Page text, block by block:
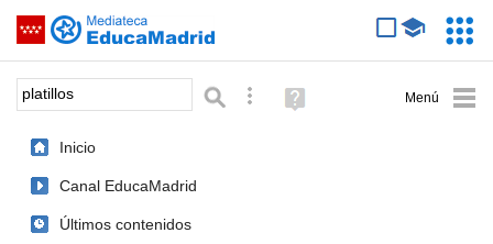
Saltar navegación
Palabra o frase: Búsqueda avanzada
Ayuda
(en
Inicio
Canal EducaMadrid
Últimos contenidos